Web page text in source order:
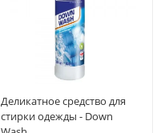
Деликатное средство для
стирки одежды - Down